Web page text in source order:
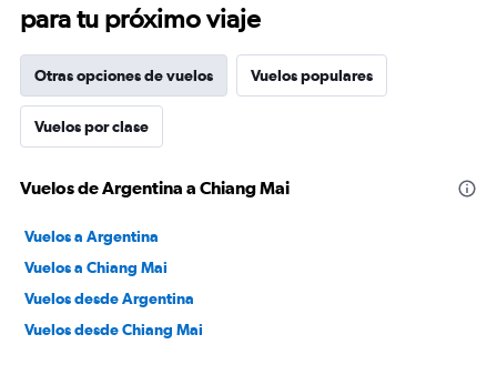
para tu próximo viaje
Otras opciones de vuelos Vuelos populares
Vuelos por clase
Vuelos de Argentina a Chiang Mai
Vuelos a Argentina
Vuelos a Chiang Mai
Vuelos desde Argentina
Vuelos desde Chiang Mai